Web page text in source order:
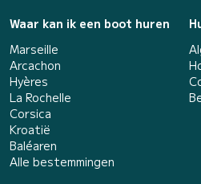
Waar kan ik een boot huren
Marseille
Arcachon
Hyères
La Rochelle
Corsica
Kroatië
Baléaren
Alle bestemmingen